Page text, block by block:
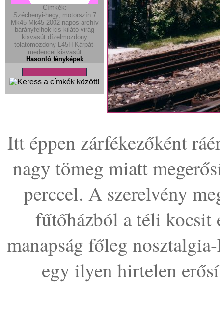
Címkék:
Széchenyi-hegy, motorszín 7
Mk45 Mk45 2002 napos archív
bárányfelhok kis-kilátó virág
kisvasút dízelmozdony
tolatómozdony L45H Kárpát-
medencei kisvasút
Hasonló fényképek
Itt éppen zárfékezőként
nagy tömeg miatt
perccel. A szerelvény
fűtőházból a téli kocsit
manapság főleg
egy ilyen hirtelen